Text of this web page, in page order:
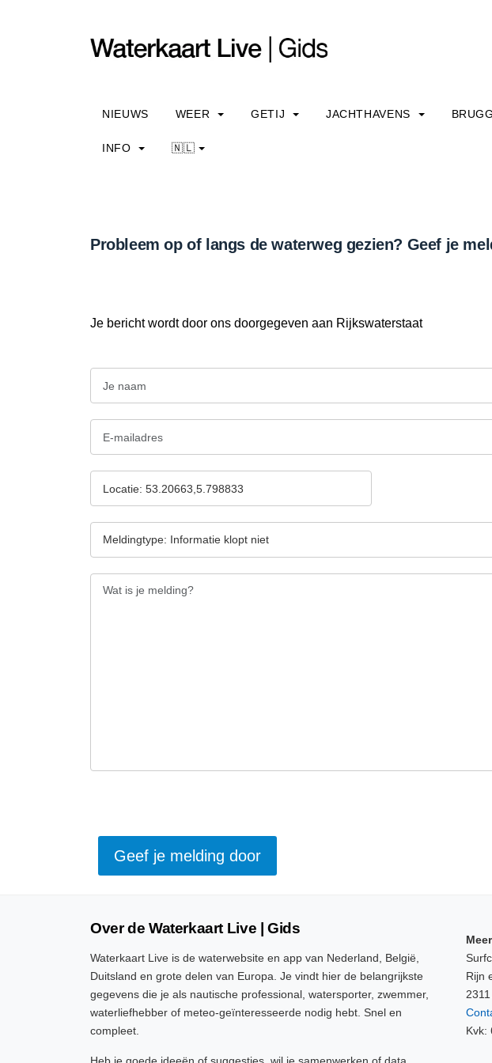
NIEUWS WEER GETIJ JACHTHAVENS
INFO 🇳🇱
Probleem op of langs de waterweg gezien? Geef je
Je bericht wordt door ons doorgegeven aan Rijkswaterstaat
Over de Waterkaart Live | Gids
Waterkaart Live is de waterwebsite en app van Nederland, België,
Duitsland en grote delen van Europa. Je vindt hier de belangrijkste
gegevens die je als nautische professional, watersporter, zwemmer,
waterliefhebber of meteo-geïnteresseerde nodig hebt. Snel en
compleet.
Rijn
Kvk: